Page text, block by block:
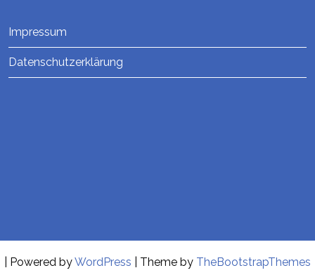
Impressum
Datenschutzerklärung
| Powered byWordPress | Theme by TheBootstrapThemes